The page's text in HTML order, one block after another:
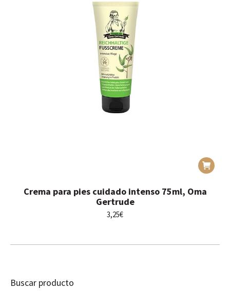
Crema para pies cuidado intenso 75ml, Oma
Gertrude
3,25€
Buscar producto